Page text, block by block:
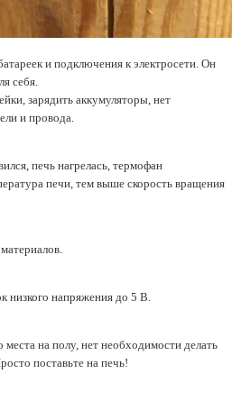
и подключения к электросети. Он
себя.
зарядить аккумуляторы, нет
и провода.
печь нагрелась, термофан
печи, тем выше скорость вращения
низкого напряжения до 5 В.
на полу, нет необходимости делать
поставьте на печь!